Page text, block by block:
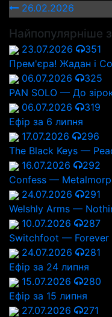
26.02.2026
Найпопулярніше
23.07.2026
351
Прем'єра! Жадан і
06.07.2026
325
PAN SOLO — До
06.07.2026
319
Ефір за 6 липня
17.07.2026
296
The Black Keys —
16.07.2026
292
Confess —
24.07.2026
291
Welshly Arms —
10.07.2026
287
Switchfoot — Forever
24.07.2026
281
Ефір за 24 липня
15.07.2026
280
Ефір за 15 липня
27.07.2026
271